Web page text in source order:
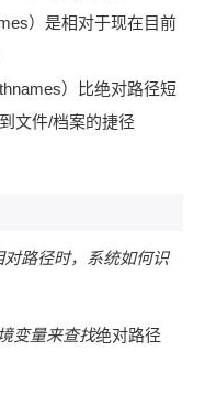
）是相对于现在目前
）比绝对路径短
文件/档案的捷径
对路径时，系统如何识
变量来查找绝对路径